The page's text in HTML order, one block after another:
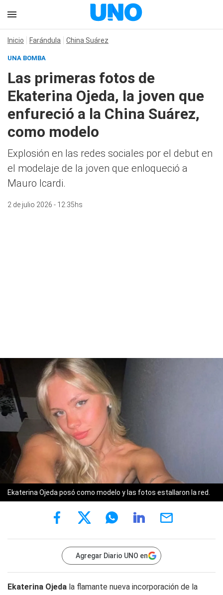
Inicio Farándula China Suárez
UNA BOMBA
Las primeras fotos de
Ekaterina Ojeda, la joven que
enfureció a la China Suárez,
como modelo
Explosión en las redes sociales por el debut en
el modelaje de la joven que enloqueció a
Mauro Icardi.
2 de julio 2026 - 12:35hs
Ekaterina Ojeda posó como modelo y las fotos estallaron la red.
Agregar Diario UNO en
Ekaterina Ojeda la flamante nueva incorporación de la